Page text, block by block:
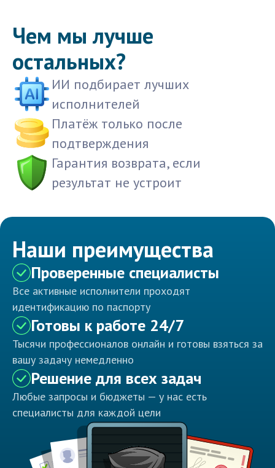
Чем мы лучше
остальных?
ИИ подбирает лучших
исполнителей
Платёж только после
подтверждения
Гарантия возврата, если
результат не устроит
Наши преимущества
Проверенные специалисты
Все активные исполнители проходят
идентификацию по паспорту
Готовы к работе 24/7
Тысячи профессионалов онлайн и готовы взяться за
вашу задачу немедленно
Решение для всех задач
Любые запросы и бюджеты — у нас есть
специалисты для каждой цели